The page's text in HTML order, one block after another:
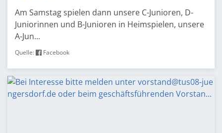
Am Samstag spielen dann unsere C-Junioren, D-
Juniorinnen und B-Junioren in Heimspielen, unsere
A-Jun...
Quelle: Facebook